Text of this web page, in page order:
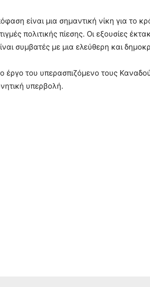
είναι μια σημαντική νίκη για το
πολιτικής πίεσης. Οι εξουσίες
συμβατές με μια ελεύθερη και
έργο του υπερασπιζόμενο τους
υπερβολή.